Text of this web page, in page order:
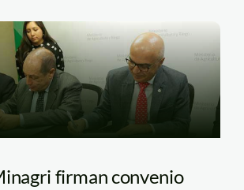
firman convenio